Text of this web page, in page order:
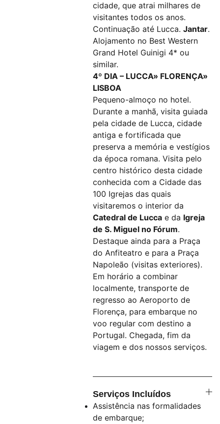
cidade, que atrai milhares de
visitantes todos os anos.
Continuação até Lucca. Jantar.
Alojamento no Best Western
Grand Hotel Guinigi 4* ou
similar.
4º DIA – LUCCA» FLORENÇA»
LISBOA
Pequeno-almoço no hotel.
Durante a manhã, visita guiada
pela cidade de Lucca, cidade
antiga e fortificada que
preserva a memória e vestígios
da época romana. Visita pelo
centro histórico desta cidade
conhecida com a Cidade das
100 Igrejas das quais
visitaremos o interior da
Catedral de Lucca e da Igreja
de S. Miguel no Fórum.
Destaque ainda para a Praça
do Anfiteatro e para a Praça
Napoleão (visitas exteriores).
Em horário a combinar
localmente, transporte de
regresso ao Aeroporto de
Florença, para embarque no
voo regular com destino a
Portugal. Chegada, fim da
viagem e dos nossos serviços.
Serviços Incluídos
Assistência nas formalidades
de embarque;